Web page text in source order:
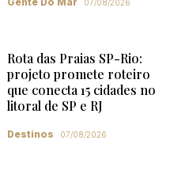
07/08/2026
Rota das Praias SP-Rio:
projeto promete roteiro
que conecta 15 cidades no
litoral de SP e RJ
Destinos 07/08/2026